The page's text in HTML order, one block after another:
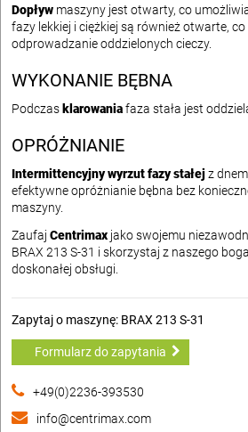
Dopływ maszyny jest otwarty, co
fazy lekkiej i ciężkiej są również otwarte,
odprowadzanie oddzielonych cieczy.
WYKONANIE BĘBNA
Podczas klarowaniafaza stała jest
OPRÓŻNIANIE
Intermittencyjny wyrzut fazy stałejz
efektywne opróżnianie bębna bez
maszyny.
Zaufaj Centrimax jako swojemu
BRAX 213 S-31 i skorzystaj z naszego
doskonałej obsługi.
Zapytaj o maszynę: BRAX 213 S-31
Formularz do zapytania
+49(0)2236-393530
info@centrimax.com